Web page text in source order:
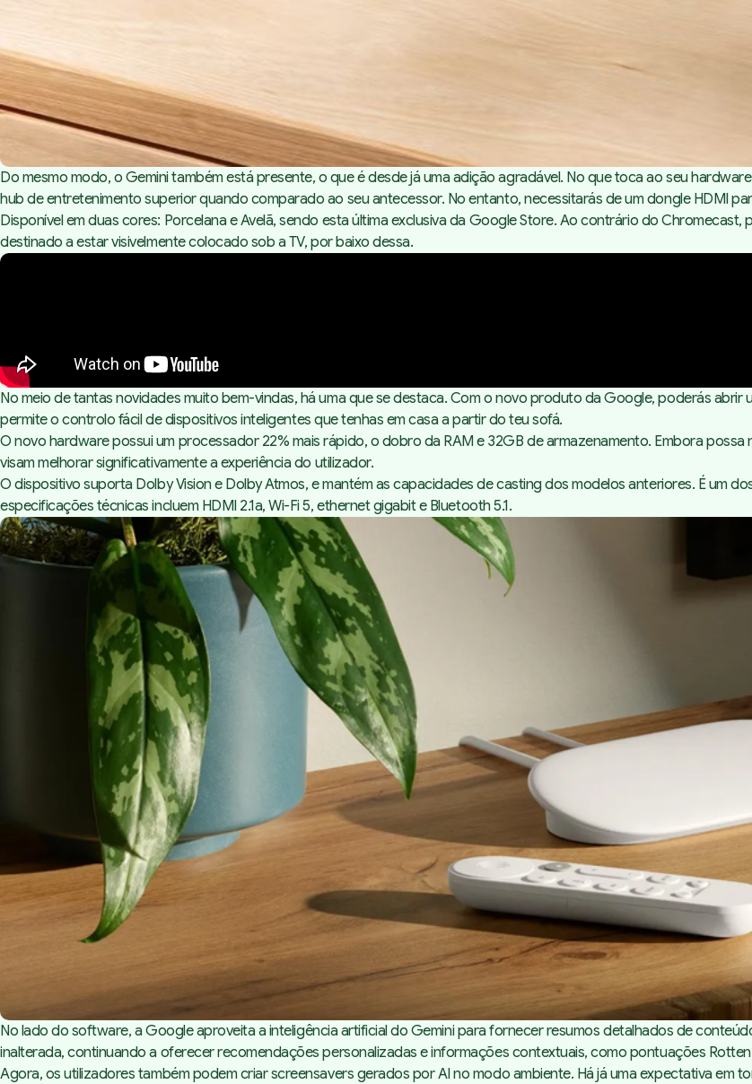
Do mesmo modo, o Gemini também está presente, o que é desde já uma adição agradável. No que toca ao seu
hub de entretenimento superior quando comparado ao seu antecessor. No entanto, necessitarás de umdongleHDMI
Disponível em duas cores: Porcelana e Avelã, sendo esta última exclusiva da Google Store. Ao contrário do
destinado a estar visivelmente colocado sob a TV, por baixo dessa.
No meio de tantas novidades muito bem-vindas, há uma que se destaca. Com o novo produto da Google, poderás
permite o controlo fácil de dispositivos inteligentes que tenhas em casa a partir do teu sofá.
O novo hardwarepossui um processador 22% mais rápido, o dobro da RAM e 32GB de armazenamento. Embora possa
visam melhorar significativamente a experiência do utilizador.
O dispositivo suporta Dolby Vision e Dolby Atmos, e mantém as capacidades decastingdos modelos anteriores. É um
especificações técnicas incluem HDMI 2.1a, Wi-Fi 5,ethernet gigabite Bluetooth 5.1.
No lado do software, a Google aproveita a inteligência artificial do Gemini para fornecer resumos detalhados de
inalterada, continuando a oferecer recomendações personalizadas e informações contextuais, como pontuações
Agora, os utilizadores também podem criarscreensavers gerados por AI no modo ambiente. Há já uma expectativa em